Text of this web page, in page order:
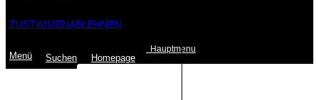
ZUSTIMMENABLEHNEN
Menü Suchen Homepage
Hauptmenu